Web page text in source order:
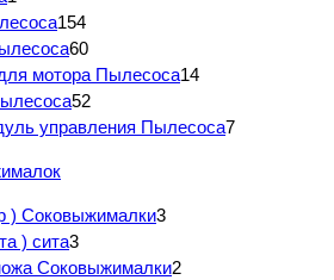
154
60
мотора Пылесоса14
52
управления Пылесоса7
) Соковыжималки3
) сита3
Соковыжималки2